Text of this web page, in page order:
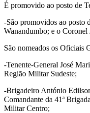
É promovido ao posto de
-São promovidos ao posto
Wanandumbo; e o Coronel
São nomeados os Oficiais
-Tenente-General José
Região Militar Sudeste;
-Brigadeiro António
Comandante da 41ª
Militar Centro;